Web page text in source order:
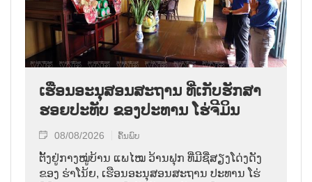
ເຮືອນອະນຸສອນສະຖານ ທີ່ເກັບຮັກສາ
ຮອຍປະທັບ ຂອງປະທານ ໂຮ່ຈີມິນ
08/08/2026 ຄົ້ນພົບ
ຕັ້ງຢູ່ກາງໝູ່ບ້ານ ແພໄໝ ວ້ານຟຸກ ທີ່ມີຊື່ສຽງໂດ່ງດັງ
ຂອງ ຮ່າໂນ້ຍ, ເຮືອນອະນຸສອນສະຖານ ປະທານ ໂຮ່